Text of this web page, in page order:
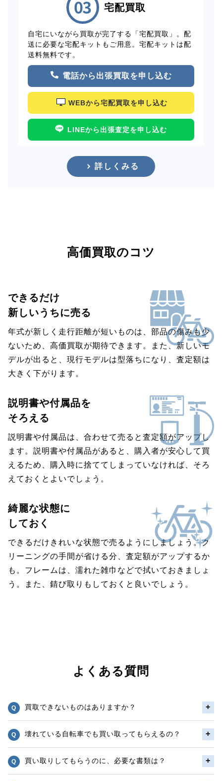
宅配買取
自宅にいながら買取が完了する「宅配買取」。配
送に必要な宅配キットもご用意。宅配キットは配
送料無料です。
電話から出張買取を申し込む
WEBから宅配買取を申し込む
LINEから出張査定を申し込む
詳しくみる
高価買取のコツ
できるだけ
新しいうちに売る
年式が新しく走行距離が短いものは、部品の傷みも少
ないため、高価買取が期待できます。また、新しいモ
デルが出ると、現行モデルは型落ちになり、査定額は
大きく下がります。
説明書や付属品を
そろえる
説明書や付属品は、合わせて売ると査定額がアップし
ます。説明書や付属品があると、購入者が安心して買
えるため、購入時に捨ててしまっていなければ、そろ
えておくとよいでしょう。
綺麗な状態に
しておく
できるだけきれいな状態で売るようにしましょう。ク
リーニングの手間が省ける分、査定額がアップするか
も。フレームは、濡れた雑巾などで拭いておきましょ
う。また、錆び取りもしておくと良いでしょう。
よくある質問
買取できないものはありますか？
壊れている自転車でも買い取ってもらえるの？
買い取りしてもらうのに、必要な書類は？